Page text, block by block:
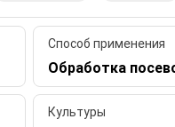
Способ применения
Обработка
Культуры